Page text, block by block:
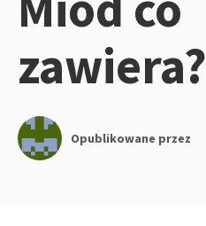
zawiera?
Opublikowane przez